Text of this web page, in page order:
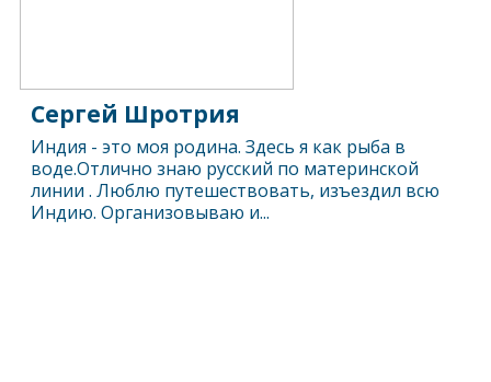
Сергей Шротрия
Индия - это моя родина. Здесь я как рыба в
воде.Отлично знаю русский по материнской
линии . Люблю путешествовать, изъездил всю
Индию. Организовываю и...